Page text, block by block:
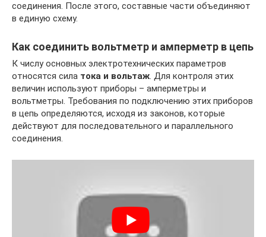
соединения. После этого, составные части объединяют
в единую схему.
Как соединить вольтметр и амперметр в цепь
К числу основных электротехнических параметров
относятся сила тока и вольтаж. Для контроля этих
величин используют приборы – амперметры и
вольтметры. Требования по подключению этих приборов
в цепь определяются, исходя из законов, которые
действуют для последовательного и параллельного
соединения.